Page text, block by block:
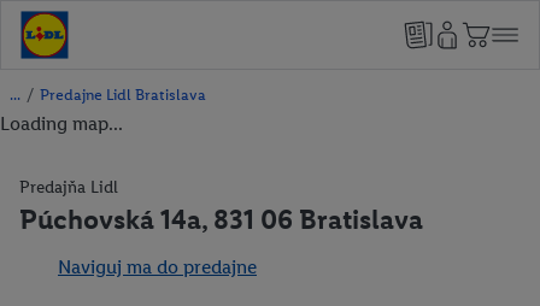
/ Predajne Lidl Bratislava
Loading map...
Predajňa Lidl
Púchovská 14a, 831 06 Bratislava
Naviguj ma do predajne